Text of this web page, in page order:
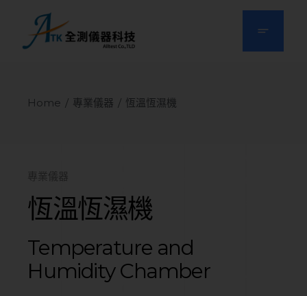
Home 專業儀器 恆溫恆濕機
專業儀器
恆溫恆濕機
Temperature and
Humidity Chamber